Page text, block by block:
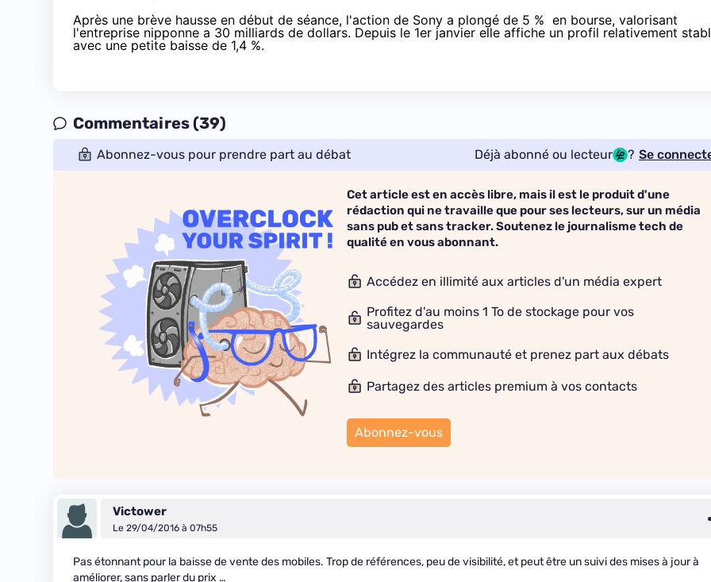
Après une brève hausse en début de séance, l'action de Sony a plongé de 5 % en bourse, valorisant
l'entreprise nipponne a 30 milliards de dollars. Depuis le 1er janvier elle affiche un profil relativement
avec une petite baisse de 1,4 %.
Commentaires (39)
Abonnez-vous pour prendre part au débat Déjà abonné ou lecteur ? Se
Cet article est en accès libre, mais il est le produit d'une
rédaction qui ne travaille que pour ses lecteurs, sur un média
sans pub et sans tracker. Soutenez le journalisme tech de
qualité en vous abonnant.
Accédez en illimité aux articles d'un média expert
Profitez d'au moins 1 To de stockage pour vos
sauvegardes
Intégrez la communauté et prenez part aux débats
Partagez des articles premium à vos contacts
Abonnez-vous
Victower
Le 29/04/2016 à 07h55
Pas étonnant pour la baisse de vente des mobiles. Trop de références, peu de visibilité, et peut être un suivi des mises à jour à
améliorer, sans parler du prix …